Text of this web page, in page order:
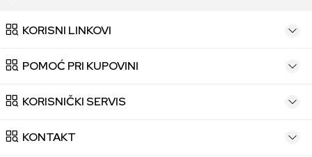
KORISNI LINKOVI
POMOĆ PRI KUPOVINI
KORISNIČKI SERVIS
KONTAKT